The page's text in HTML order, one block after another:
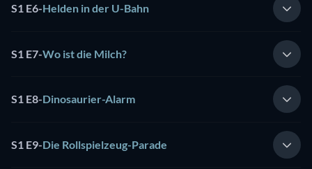
S1 E6-Helden in der U-Bahn
S1 E7-Wo ist die Milch?
S1 E8-Dinosaurier-Alarm
S1 E9-Die Rollspielzeug-Parade